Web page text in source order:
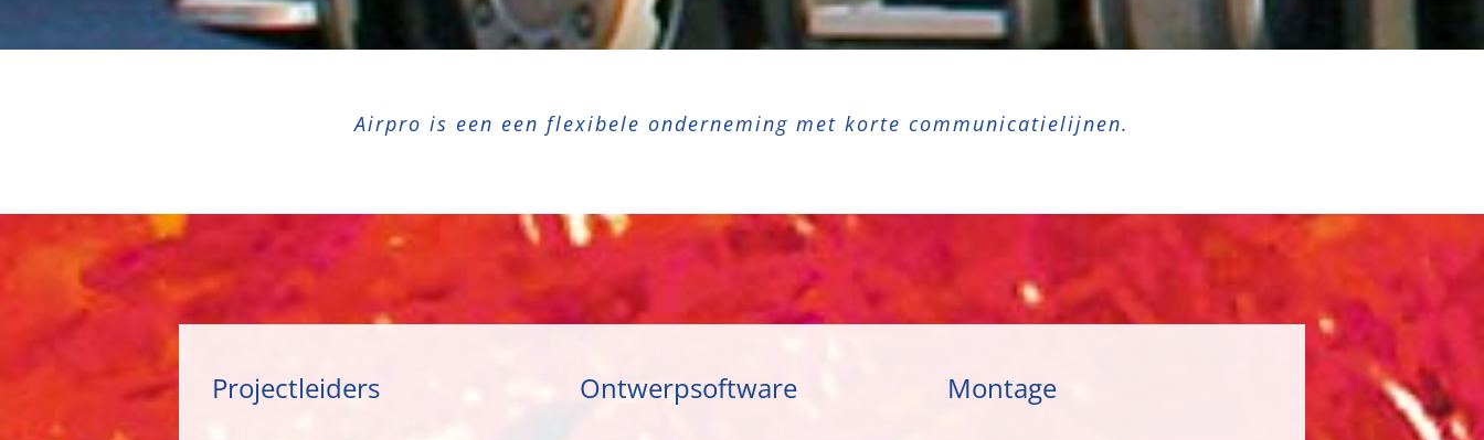
Airpro is een een flexibele onderneming met korte communicatielijnen.
Projectleiders Ontwerpsoftware Montage